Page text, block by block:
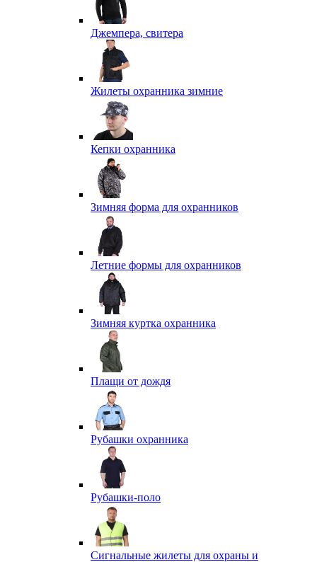
Джемпера, свитера
Жилеты охранника зимние
Кепки охранника
Зимняя форма для охранников
Летние формы для охранников
Зимняя куртка охранника
Плащи от дождя
Рубашки охранника
Рубашки-поло
Сигнальные жилеты для охраны и